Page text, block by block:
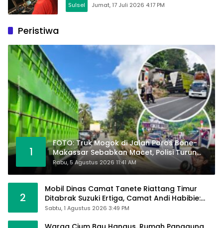
Sulsel Jumat, 17 Juli 2026 4:17 PM
Peristiwa
1
FOTO: Truk Mogok di Jalan Poros Bone-
Makassar Sebabkan Macet, Polisi Turun
Tangan
Rabu, 5 Agustus 2026 11:41 AM
2
Mobil Dinas Camat Tanete Riattang Timur
Ditabrak Suzuki Ertiga, Camat Andi Habibie:
Alhamdulillah Saya Baik-Baik Saja
Sabtu, 1 Agustus 2026 3:49 PM